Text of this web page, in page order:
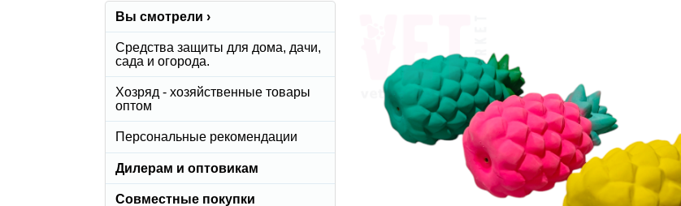
Вы смотрели ›
Средства защиты для дома, дачи,
сада и огорода.
Хозряд - хозяйственные товары
оптом
Персональные рекомендации
Дилерам и оптовикам
Совместные покупки